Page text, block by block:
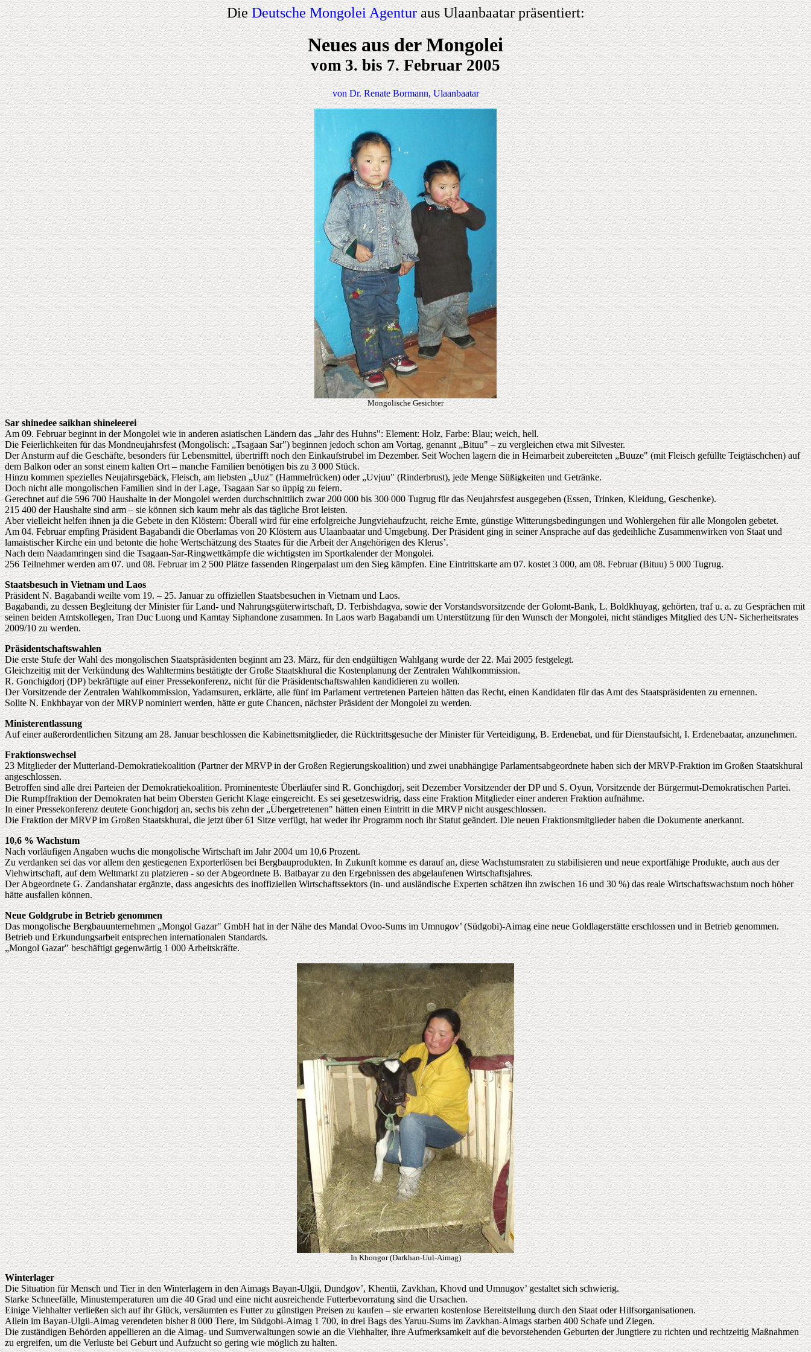
DieDeutsche Mongolei Agenturaus Ulaanbaatar präsentiert:
Neues aus der Mongolei
vom 3. bis 7. Februar 2005
von Dr. Renate Bormann, Ulaanbaatar
Mongolische Gesichter
Sar shinedee saikhan shineleerei
Am 09. Februar beginnt in der Mongolei wie in anderen asiatischen Ländern das „Jahr des Huhns": Element: Holz, Farbe: Blau; weich, hell.
Die Feierlichkeiten für das Mondneujahrsfest (Mongolisch: „Tsagaan Sar") beginnen jedoch schon am Vortag, genannt „Bituu" – zu vergleichen etwa mit Silvester.
Der Ansturm auf die Geschäfte, besonders für Lebensmittel, übertrifft noch den Einkaufstrubel im Dezember. Seit Wochen lagern die in Heimarbeit zubereiteten „Buuze" (mit Fleisch gefüllte Teigtäschchen) auf
dem Balkon oder an sonst einem kalten Ort – manche Familien benötigen bis zu 3 000 Stück.
Hinzu kommen spezielles Neujahrsgebäck, Fleisch, am liebsten „Uuz" (Hammelrücken) oder „Uvjuu" (Rinderbrust), jede Menge Süßigkeiten und Getränke.
Doch nicht alle mongolischen Familien sind in der Lage, Tsagaan Sar so üppig zu feiern.
Gerechnet auf die 596 700 Haushalte in der Mongolei werden durchschnittlich zwar 200 000 bis 300 000 Tugrug für das Neujahrsfest ausgegeben (Essen, Trinken, Kleidung, Geschenke).
215 400 der Haushalte sind arm – sie können sich kaum mehr als das tägliche Brot leisten.
Aber vielleicht helfen ihnen ja die Gebete in den Klöstern: Überall wird für eine erfolgreiche Jungviehaufzucht, reiche Ernte, günstige Witterungsbedingungen und Wohlergehen für alle Mongolen gebetet.
Am 04. Februar empfing Präsident Bagabandi die Oberlamas von 20 Klöstern aus Ulaanbaatar und Umgebung. Der Präsident ging in seiner Ansprache auf das gedeihliche Zusammenwirken von Staat und
lamaistischer Kirche ein und betonte die hohe Wertschätzung des Staates für die Arbeit der Angehörigen des Klerus’.
Nach dem Naadamringen sind die Tsagaan-Sar-Ringwettkämpfe die wichtigsten im Sportkalender der Mongolei.
256 Teilnehmer werden am 07. und 08. Februar im 2 500 Plätze fassenden Ringerpalast um den Sieg kämpfen. Eine Eintrittskarte am 07. kostet 3 000, am 08. Februar (Bituu) 5 000 Tugrug.
Staatsbesuch in Vietnam und Laos
Präsident N. Bagabandi weilte vom 19. – 25. Januar zu offiziellen Staatsbesuchen in Vietnam und Laos.
Bagabandi, zu dessen Begleitung der Minister für Land- und Nahrungsgüterwirtschaft, D. Terbishdagva, sowie der Vorstandsvorsitzende der Golomt-Bank, L. Boldkhuyag, gehörten, traf u. a. zu Gesprächen mit
seinen beiden Amtskollegen, Tran Duc Luong und Kamtay Siphandone zusammen. In Laos warb Bagabandi um Unterstützung für den Wunsch der Mongolei, nicht ständiges Mitglied des UN- Sicherheitsrates
2009/10 zu werden.
Präsidentschaftswahlen
Die erste Stufe der Wahl des mongolischen Staatspräsidenten beginnt am 23. März, für den endgültigen Wahlgang wurde der 22. Mai 2005 festgelegt.
Gleichzeitig mit der Verkündung des Wahltermins bestätigte der Große Staatskhural die Kostenplanung der Zentralen Wahlkommission.
R. Gonchigdorj (DP) bekräftigte auf einer Pressekonferenz, nicht für die Präsidentschaftswahlen kandidieren zu wollen.
Der Vorsitzende der Zentralen Wahlkommission, Yadamsuren, erklärte, alle fünf im Parlament vertretenen Parteien hätten das Recht, einen Kandidaten für das Amt des Staatspräsidenten zu ernennen.
Sollte N. Enkhbayar von der MRVP nominiert werden, hätte er gute Chancen, nächster Präsident der Mongolei zu werden.
Ministerentlassung
Auf einer außerordentlichen Sitzung am 28. Januar beschlossen die Kabinettsmitglieder, die Rücktrittsgesuche der Minister für Verteidigung, B. Erdenebat, und für Dienstaufsicht, I. Erdenebaatar, anzunehmen.
Fraktionswechsel
23 Mitglieder der Mutterland-Demokratiekoalition (Partner der MRVP in der Großen Regierungskoalition) und zwei unabhängige Parlamentsabgeordnete haben sich der MRVP-Fraktion im Großen Staatskhural
angeschlossen.
Betroffen sind alle drei Parteien der Demokratiekoalition. Prominenteste Überläufer sind R. Gonchigdorj, seit Dezember Vorsitzender der DP und S. Oyun, Vorsitzende der Bürgermut-Demokratischen Partei.
Die Rumpffraktion der Demokraten hat beim Obersten Gericht Klage eingereicht. Es sei gesetzeswidrig, dass eine Fraktion Mitglieder einer anderen Fraktion aufnähme.
In einer Pressekonferenz deutete Gonchigdorj an, sechs bis zehn der „Übergetretenen" hätten einen Eintritt in die MRVP nicht ausgeschlossen.
Die Fraktion der MRVP im Großen Staatskhural, die jetzt über 61 Sitze verfügt, hat weder ihr Programm noch ihr Statut geändert. Die neuen Fraktionsmitglieder haben die Dokumente anerkannt.
10,6 % Wachstum
Nach vorläufigen Angaben wuchs die mongolische Wirtschaft im Jahr 2004 um 10,6 Prozent.
Zu verdanken sei das vor allem den gestiegenen Exporterlösen bei Bergbauprodukten. In Zukunft komme es darauf an, diese Wachstumsraten zu stabilisieren und neue exportfähige Produkte, auch aus der
Viehwirtschaft, auf dem Weltmarkt zu platzieren - so der Abgeordnete B. Batbayar zu den Ergebnissen des abgelaufenen Wirtschaftsjahres.
Der Abgeordnete G. Zandanshatar ergänzte, dass angesichts des inoffiziellen Wirtschaftssektors (in- und ausländische Experten schätzen ihn zwischen 16 und 30 %) das reale Wirtschaftswachstum noch höher
hätte ausfallen können.
Neue Goldgrube in Betrieb genommen
Das mongolische Bergbauunternehmen „Mongol Gazar" GmbH hat in der Nähe des Mandal Ovoo-Sums im Umnugov’ (Südgobi)-Aimag eine neue Goldlagerstätte erschlossen und in Betrieb genommen.
Betrieb und Erkundungsarbeit entsprechen internationalen Standards.
„Mongol Gazar" beschäftigt gegenwärtig 1 000 Arbeitskräfte.
In Khongor (Darkhan-Uul-Aimag)
Winterlager
Die Situation für Mensch und Tier in den Winterlagern in den Aimags Bayan-Ulgii, Dundgov’, Khentii, Zavkhan, Khovd und Umnugov’ gestaltet sich schwierig.
Starke Schneefälle, Minustemperaturen um die 40 Grad und eine nicht ausreichende Futterbevorratung sind die Ursachen.
Einige Viehhalter verließen sich auf ihr Glück, versäumten es Futter zu günstigen Preisen zu kaufen – sie erwarten kostenlose Bereitstellung durch den Staat oder Hilfsorganisationen.
Allein im Bayan-Ulgii-Aimag verendeten bisher 8 000 Tiere, im Südgobi-Aimag 1 700, in drei Bags des Yaruu-Sums im Zavkhan-Aimags starben 400 Schafe und Ziegen.
Die zuständigen Behörden appellieren an die Aimag- und Sumverwaltungen sowie an die Viehhalter, ihre Aufmerksamkeit auf die bevorstehenden Geburten der Jungtiere zu richten und rechtzeitig Maßnahmen
zu ergreifen, um die Verluste bei Geburt und Aufzucht so gering wie möglich zu halten.